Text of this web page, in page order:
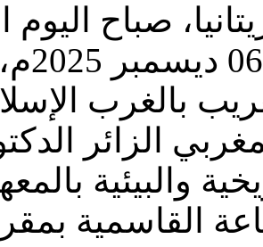
جمادى
بالغرب
الزائر
والبيئية